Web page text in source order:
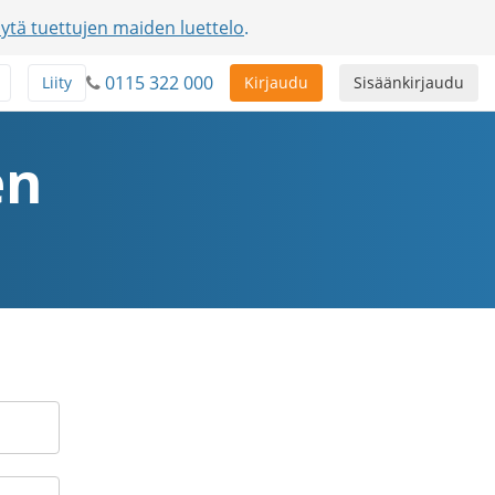
tuettujen maiden luettelo.
Sisäänkirjaudu
Kirjaudu
0115 322 000
Liity